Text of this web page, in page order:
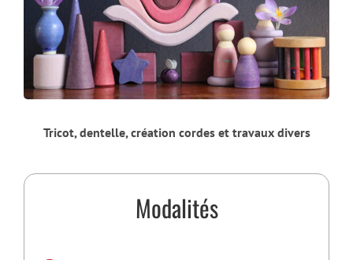
Tricot, dentelle, création cordes et travaux divers
Modalités